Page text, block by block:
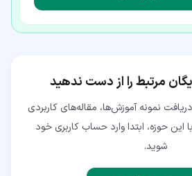
مرتبط را از دست ندهید
نمونه آموزش‌ها، مقاله‌های کاربردی
این حوزه، ابتدا وارد حساب کاربری خود
شوید.